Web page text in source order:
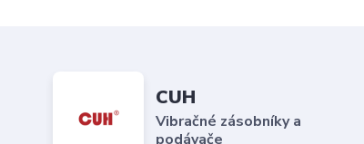
CUH
Vibračné zásobníky a
podávače